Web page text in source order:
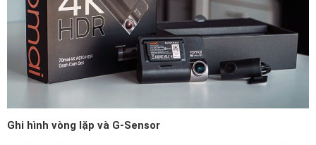
Ghi hình vòng lặp và G-Sensor